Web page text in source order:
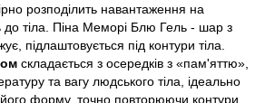
розподілить навантаження на
тіла. Піна Меморі Блю Гель - шар з
підлаштовується під контури тіла.
складається з осередків з «пам'яттю»,
та вагу людського тіла, ідеально
його форму, точно повторюючи контури.